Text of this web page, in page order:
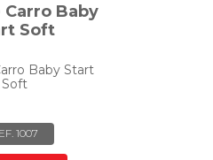
Carro Baby
Soft
Baby Start
Soft
1007